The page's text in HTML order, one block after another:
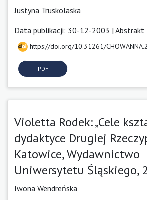
Justyna Truskolaska
Data publikacji: 30-12-2003 | Abstrakt
https://doi.org/10.31261/
PDF
Violetta Rodek: „Cele
dydaktyce Drugiej
Katowice, Wydawnictwo
Uniwersytetu Śląskiego,
Iwona Wendreńska